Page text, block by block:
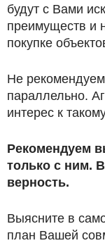
будут с Вами
преимуществ и
покупке
Не рекомендуем
параллельно.
интерес к
Рекомендуем
только с ним.
верность.
Выясните в
план Вашей